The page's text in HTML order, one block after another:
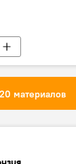
материалов